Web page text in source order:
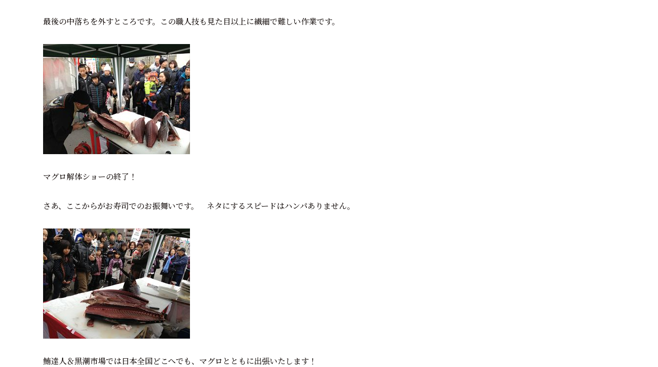
最後の中落ちを外すところです。この職人技も見た目以上に繊細で難しい作業です。
マグロ解体ショーの終了！
さあ、ここからがお寿司でのお振舞いです。 ネタにするスピードはハンパありません。
鮪達人＆黒潮市場では日本全国どこへでも、マグロとともに出張いたします！